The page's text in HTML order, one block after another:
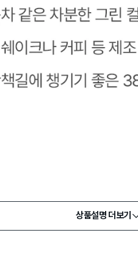
상품설명 더보기